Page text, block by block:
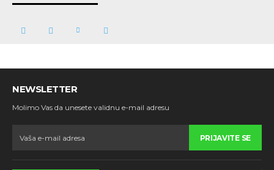
NEWSLETTER
Molimo Vas da unesete validnu e-mail adresu
PRIJAVITE SE